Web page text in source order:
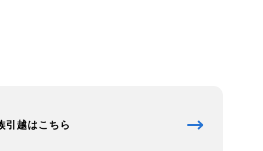
引越はこちら